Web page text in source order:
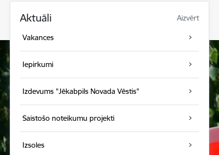
Aktuāli Aizvērt
Vakances
Iepirkumi
Izdevums "Jēkabpils Novada Vēstis"
Saistošo noteikumu projekti
Izsoles